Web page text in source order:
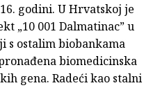
godini. U Hrvatskoj je
„10 001 Dalmatinac” u
s ostalim biobankama
biomedicinska
gena. Radeći kao stalni